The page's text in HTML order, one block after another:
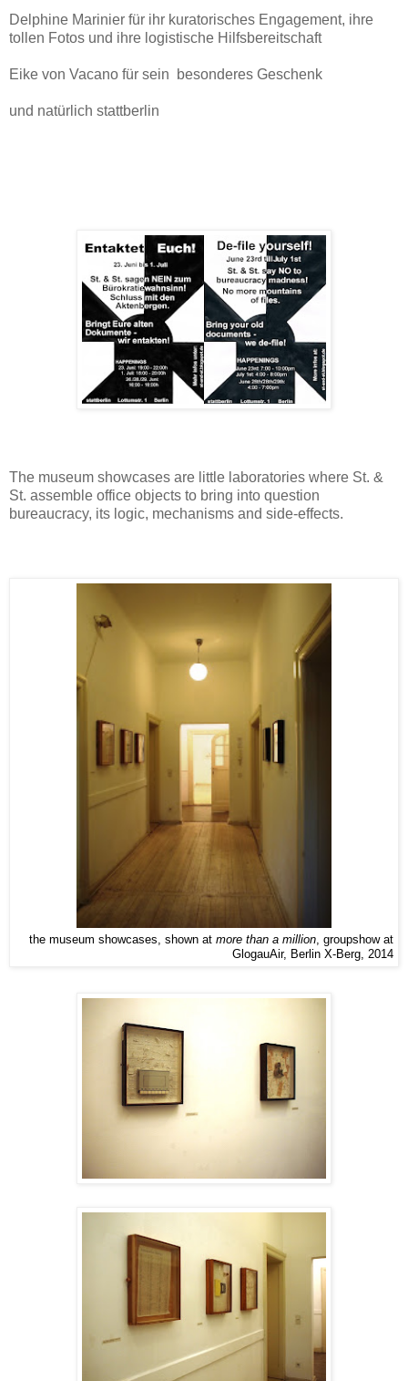
Delphine Marinier für ihr kuratorisches Engagement, ihre
tollen Fotos und ihre logistische Hilfsbereitschaft
Eike von Vacano für sein besonderes Geschenk
und natürlich stattberlin
The museum showcases are little laboratories where St. &
St. assemble office objects to bring into question
bureaucracy, its logic, mechanisms and side-effects.
the museum showcases, shown at more than a million, groupshow at
GlogauAir, Berlin X-Berg, 2014